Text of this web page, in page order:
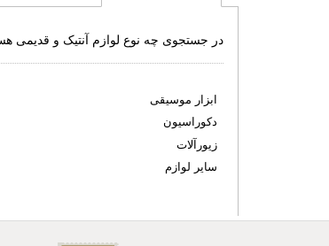
در جستجوی چه نوع لوازم آنتیک و قدیمی
ابزار موسیقی
دکوراسیون
زیورآلات
سایر لوازم